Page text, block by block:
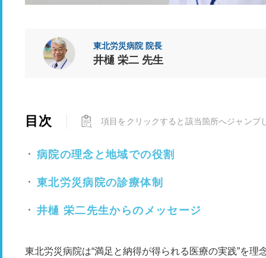
東北労災病院 院長
井樋 栄二 先生
目次 項目をクリックすると該当箇所へジャンプ
病院の理念と地域での役割
東北労災病院の診療体制
井樋 栄二先生からのメッセージ
東北労災病院は“満足と納得が得られる医療の実践”を